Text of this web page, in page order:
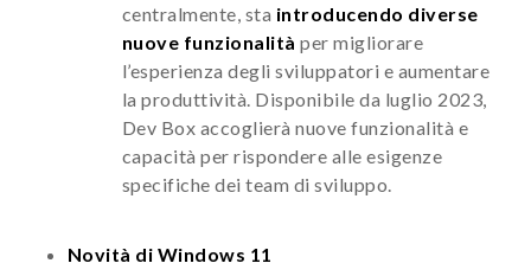
centralmente, sta introducendo diverse
nuove funzionalità per migliorare
l’esperienza degli sviluppatori e aumentare
la produttività. Disponibile da luglio 2023,
Dev Box accoglierà nuove funzionalità e
capacità per rispondere alle esigenze
specifiche dei team di sviluppo.
Novità di Windows 11